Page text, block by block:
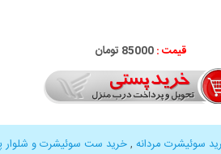
قیمت :85000 تومان
سوئیشرت مردانه ,خرید ست سوئیشرت و شلوار